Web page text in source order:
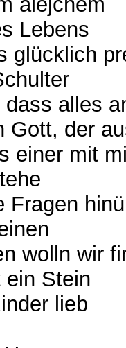
Lebens
glücklich
dass alles
Gott, der
einer mit
Fragen
wolln wir
ein Stein
lieb